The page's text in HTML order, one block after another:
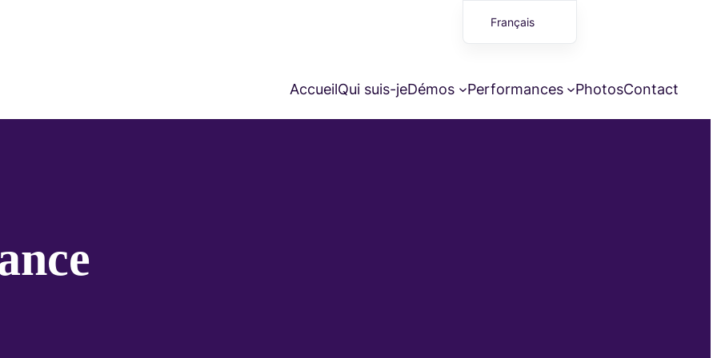
AccueilQui suis-jeDémos Performances PhotosContact
Français